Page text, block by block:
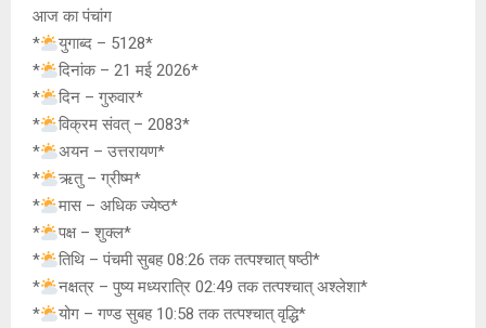
at
s
A
p
p
b
o
o
k
g
e
आज का पंचांग
*
युगाब्द – 5128*
*
दिनांक – 21 मई 2026*
*
दिन – गुरुवार*
*
विक्रम संवत् – 2083*
*
अयन – उत्तरायण*
*
ऋतु – ग्रीष्म*
*
मास – अधिक ज्येष्ठ*
*
पक्ष – शुक्ल*
*
तिथि – पंचमी सुबह 08:26 तक तत्पश्चात् षष्ठी*
*
नक्षत्र – पुष्य मध्यरात्रि 02:49 तक तत्पश्चात् अश्लेशा*
*
योग – गण्ड सुबह 10:58 तक तत्पश्चात् वृद्धि*